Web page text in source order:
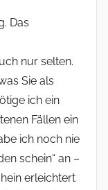
Das
nur selten.
Sie als
ich ein
Fällen ein
ich noch nie
schein“ an –
erleichtert